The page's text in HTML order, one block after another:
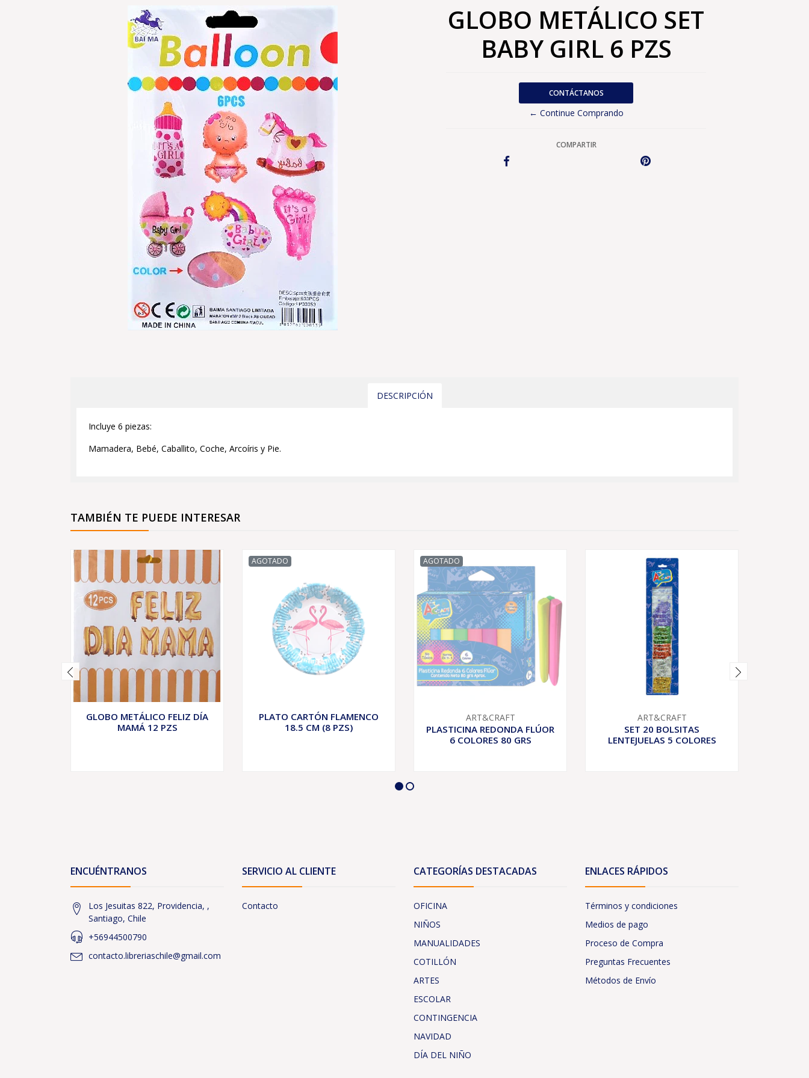
GLOBO METÁLICO SET
BABY GIRL 6 PZS
CONTÁCTANOS
← Continue Comprando
COMPARTIR
DESCRIPCIÓN
Incluye 6 piezas:
Mamadera, Bebé, Caballito, Coche, Arcoíris y Pie.
TAMBIÉN TE PUEDE INTERESAR
GLOBO METÁLICO FELIZ DÍA
MAMÁ 12 PZS
AGOTADO
PLATO CARTÓN FLAMENCO
18.5 CM (8 PZS)
AGOTADO
ART&CRAFT
PLASTICINA REDONDA FLÚOR
6 COLORES 80 GRS
ART&CRAFT
SET 20 BOLSITAS
LENTEJUELAS 5 COLORES
ENCUÉNTRANOS
Los Jesuitas 822, Providencia, ,
Santiago, Chile
+56944500790
contacto.libreriaschile@gmail.com
SERVICIO AL CLIENTE
Contacto
CATEGORÍAS DESTACADAS
OFICINA
NIÑOS
MANUALIDADES
COTILLÓN
ARTES
ESCOLAR
CONTINGENCIA
NAVIDAD
DÍA DEL NIÑO
ENLACES RÁPIDOS
Términos y condiciones
Medios de pago
Proceso de Compra
Preguntas Frecuentes
Métodos de Envío